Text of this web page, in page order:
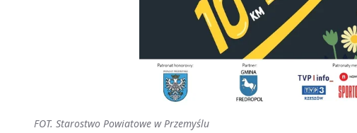
FOT. Starostwo Powiatowe w Przemyślu